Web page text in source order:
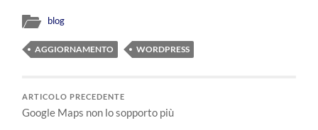
blog
AGGIORNAMENTO WORDPRESS
ARTICOLO PRECEDENTE
Google Maps non lo sopporto più